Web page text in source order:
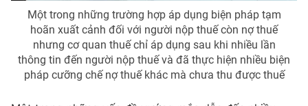
Một trong những trường hợp áp dụng biện pháp tạm
hoãn xuất cảnh đối với người nộp thuế còn nợ thuế
nhưng cơ quan thuế chỉ áp dụng sau khi nhiều lần
thông tin đến người nộp thuế và đã thực hiện nhiều biện
pháp cưỡng chế nợ thuế khác mà chưa thu được thuế